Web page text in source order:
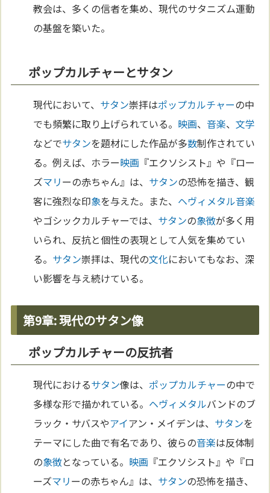
教会は、多くの信者を集め、現代のサタニズム運動
の基盤を築いた。
ポップカルチャーとサタン
現代において、 サタン崇拝はポップカルチャーの中
でも頻繁に取り上げられている。 映画、音楽、文学
などでサタンを題材にした作品が多数制作されてい
る。例えば、ホラー映画 『エクソシスト』や『ロー
ズマリーの赤ちゃん』は、 サタンの恐怖を描き、観
客に強烈な印象を与えた。また、 ヘヴィメタル音楽
やゴシックカルチャーでは、 サタンの象徴が多く用
いられ、反抗と個性の表現として人気を集めてい
る。 サタン崇拝は、現代の文化においてもなお、深
い影響を与え続けている。
第9章: 現代のサタン像
ポップカルチャーの反抗者
現代におけるサタン像は、 ポップカルチャーの中で
多様な形で描かれている。 ヘヴィメタルバンドのブ
ラック・サバスやアイアン・メイデンは、 サタンを
テーマにした曲で有名であり、彼らの音楽は反体制
の象徴となっている。 映画 『エクソシスト』や『ロ
ーズマリーの赤ちゃん』は、 サタンの恐怖を描き、